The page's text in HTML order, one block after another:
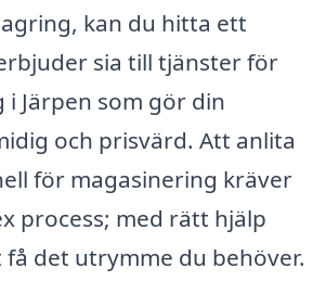
kan du hitta ett
sia till tjänster för
Järpen som gör din
och prisvärd. Att anlita
för magasinering kräver
process; med rätt hjälp
få det utrymme du behöver.